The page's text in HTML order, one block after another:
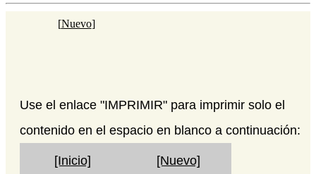
[Nuevo]
Use el enlace "IMPRIMIR" para imprimir solo el
contenido en el espacio en blanco a continuación:
[Inicio] [Nuevo]